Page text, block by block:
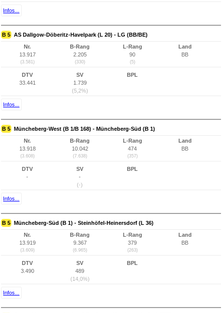
Infos...
B 5 AS Dallgow-Döberitz-Havelpark (L 20) - LG (BB/BE)
Nr.
13.917
(3.581)
B-Rang
2.205
(330)
L-Rang
90
(5)
Land
BB
DTV
33.441
SV
1.739
(5,2%)
BPL
Infos...
B 5 Müncheberg-West (B 1/B 168) - Müncheberg-Süd (B 1)
Nr.
13.918
(3.608)
B-Rang
10.042
(7.638)
L-Rang
474
(357)
Land
BB
DTV
-
SV
-
(-)
BPL
Infos...
B 5 Müncheberg-Süd (B 1) - Steinhöfel-Heinersdorf (L 36)
Nr.
13.919
(3.609)
B-Rang
9.367
(6.965)
L-Rang
379
(263)
Land
BB
DTV
3.490
SV
489
(14,0%)
BPL
Infos...